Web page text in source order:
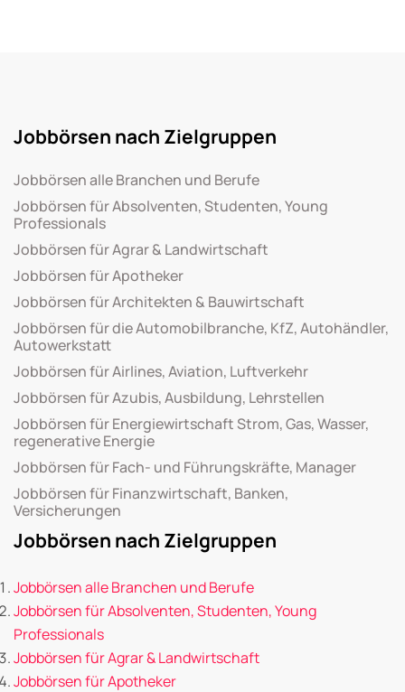
Jobbörsen nach Zielgruppen
Jobbörsen alle Branchen und Berufe
Jobbörsen für Absolventen, Studenten, Young
Professionals
Jobbörsen für Agrar & Landwirtschaft
Jobbörsen für Apotheker
Jobbörsen für Architekten & Bauwirtschaft
Jobbörsen für die Automobilbranche, KfZ, Autohändler,
Autowerkstatt
Jobbörsen für Airlines, Aviation, Luftverkehr
Jobbörsen für Azubis, Ausbildung, Lehrstellen
Jobbörsen für Energiewirtschaft Strom, Gas, Wasser,
regenerative Energie
Jobbörsen für Fach- und Führungskräfte, Manager
Jobbörsen für Finanzwirtschaft, Banken,
Versicherungen
Jobbörsen nach Zielgruppen
Jobbörsen alle Branchen und Berufe
Jobbörsen für Absolventen, Studenten, Young
Professionals
Jobbörsen für Agrar & Landwirtschaft
Jobbörsen für Apotheker